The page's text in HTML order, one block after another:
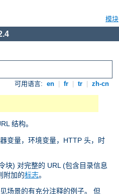
模块
可用语言: en fr tr zh-cn
结构。
变量，环境变量，HTTP 头，时
块) 对完整的 URL (包含目录信息
附加的标志。
场景的有充分注释的例子。 但